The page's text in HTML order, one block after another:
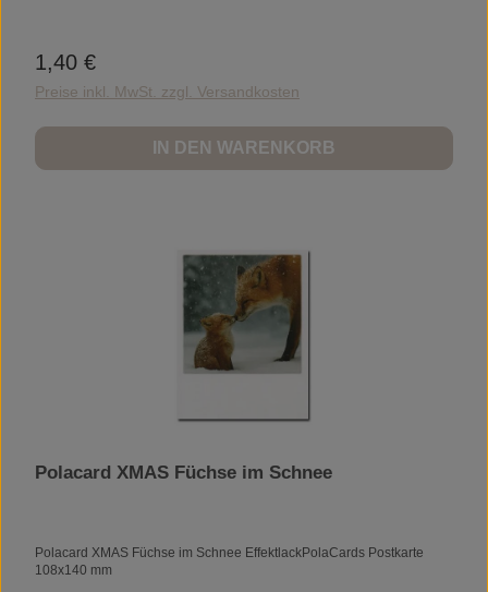
Regulärer Preis:
1,40 €
Preise inkl. MwSt. zzgl. Versandkosten
IN DEN WARENKORB
Polacard XMAS Füchse im Schnee
Polacard XMAS Füchse im Schnee EffektlackPolaCards Postkarte
108x140 mm